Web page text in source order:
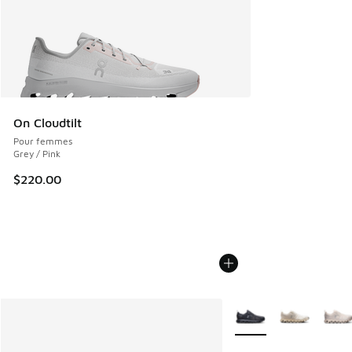
On Cloudtilt
Pour femmes
Grey / Pink
$220.00
Plus de couleurs